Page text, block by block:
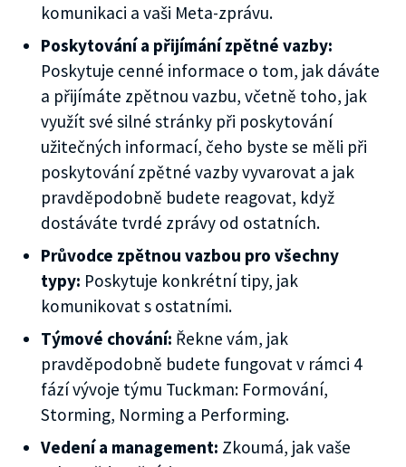
komunikaci a vaši Meta-zprávu.
Poskytování a přijímání zpětné vazby:
Poskytuje cenné informace o tom, jak dáváte
a přijímáte zpětnou vazbu, včetně toho, jak
využít své silné stránky při poskytování
užitečných informací, čeho byste se měli při
poskytování zpětné vazby vyvarovat a jak
pravděpodobně budete reagovat, když
dostáváte tvrdé zprávy od ostatních.
Průvodce zpětnou vazbou pro všechny
typy: Poskytuje konkrétní tipy, jak
komunikovat s ostatními.
Týmové chování: Řekne vám, jak
pravděpodobně budete fungovat v rámci 4
fází vývoje týmu Tuckman: Formování,
Storming, Norming a Performing.
Vedení a management: Zkoumá, jak vaše